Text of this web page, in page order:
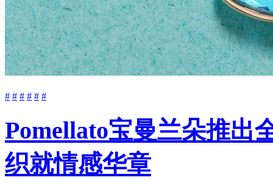
# # # # # #
Pomellato宝曼兰朵推出
织就情感华章